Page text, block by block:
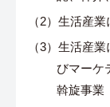
（2）生活産
（3）生活産
びマーケ
斡旋事業